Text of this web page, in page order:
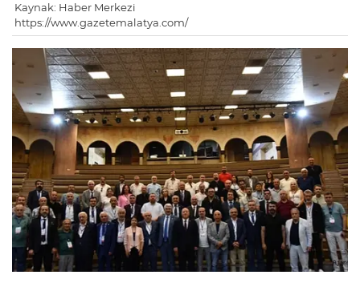
Kaynak: Haber Merkezi
https://www.gazetemalatya.com/